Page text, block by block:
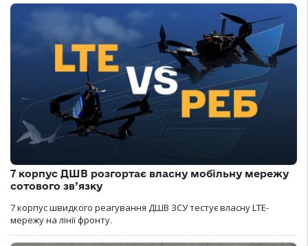
7 корпус ДШВ розгортає власну мобільну мережу
сотового зв’язку
7 корпус швидкого реагування ДШВ ЗСУ тестує власну LTE-
мережу на лінії фронту.